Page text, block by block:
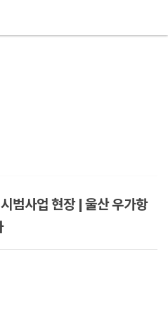
범사업 현장 | 울산 우가항